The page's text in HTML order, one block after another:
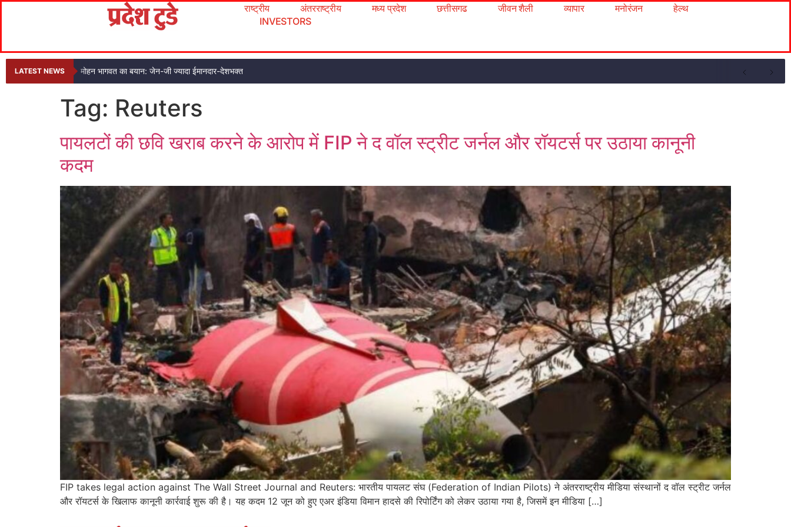
राष्ट्रीय अंतरराष्ट्रीय मध्य प्रदेश छत्तीसगढ जीवन शैली व्यापार मनोरंजन
हेल्थ
INVESTORS
LATEST NEWS मोहन भागवत का बयान: जेन-जी ज्यादा ईमानदार-देशभक्त
Tag: Reuters
पायलटों की छवि खराब करने के आरोप में FIP ने द वॉल स्ट्रीट जर्नल और रॉयटर्स पर उठाया कानूनी
कदम
FIP takes legal action against The Wall Street Journal and Reuters: भारतीय पायलट संघ (Federation of Indian Pilots) ने अंतरराष्ट्रीय मीडिया संस्थानों द वॉल स्ट्रीट जर्नल
और रॉयटर्स के खिलाफ कानूनी कार्रवाई शुरू की है। यह कदम 12 जून को हुए एअर इंडिया विमान हादसे की रिपोर्टिंग को लेकर उठाया गया है, जिसमें इन मीडिया […]